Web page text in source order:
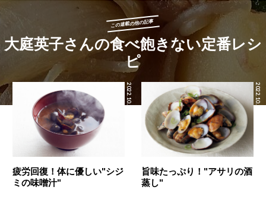
この連載の他の記事
大庭英子さんの食べ飽きない定番レシ
ピ
2022.10.22
疲労回復！体に優しい"シジ
ミの味噌汁"
2022.10.21
旨味たっぷり！"アサリの酒
蒸し"